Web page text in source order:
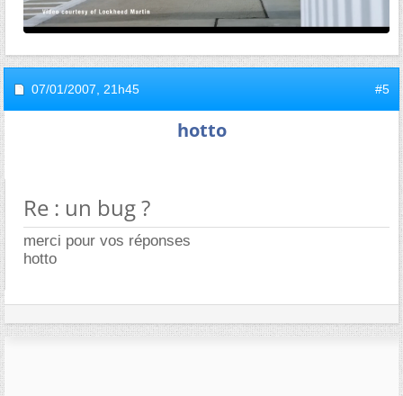
07/01/2007, 21h45 #5
hotto
Re : un bug ?
merci pour vos réponses
hotto